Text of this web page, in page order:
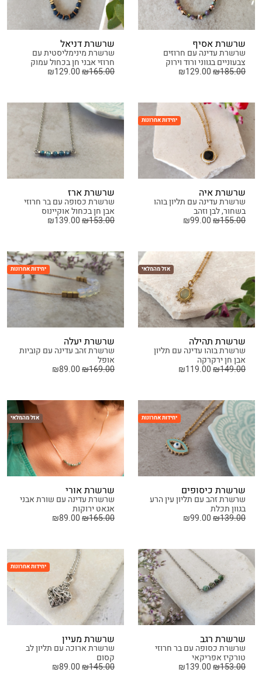
שרשרת אסיף
שרשרת עדינה עם חרוזים
צבעוניים בגווני ורוד וירוק
₪185.00
₪129.00
שרשרת דניאל
שרשרת מינימליסטית עם
חרוזי אבני חן בכחול עמוק
₪165.00
₪129.00
יחידות אחרונות
שרשרת איה
שרשרת עדינה עם תליון בוהו
בשחור, לבן וזהב
₪155.00
₪99.00
שרשרת ארז
שרשרת כסופה עם בר חרוזי
אבן חן בכחול אוקיינוס
₪153.00
₪139.00
אזל מהמלאי
שרשרת תהילה
שרשרת בוהו עדינה עם תליון
אבן חן ירקרקה
₪149.00
₪119.00
יחידות אחרונות
שרשרת יעלה
שרשרת זהב עדינה עם קוביות
אופל
₪169.00
₪89.00
יחידות אחרונות
שרשרת כיסופים
שרשרת זהב עם תליון עין הרע
בגוון תכלת
₪139.00
₪99.00
אזל מהמלאי
שרשרת אורי
שרשרת עדינה עם שורת אבני
אגאט ירוקות
₪165.00
₪89.00
שרשרת רגב
שרשרת כסופה עם בר חרוזי
טורקיז אפריקאי
₪153.00
₪139.00
יחידות אחרונות
שרשרת מעיין
שרשרת ארוכה עם תליון לב
קסום
₪145.00
₪89.00